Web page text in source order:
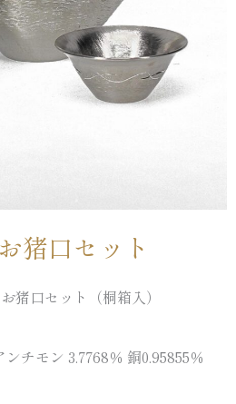
猪口セット
猪口セット（桐箱入）
チモン 3.7768％ 銅0.95855％